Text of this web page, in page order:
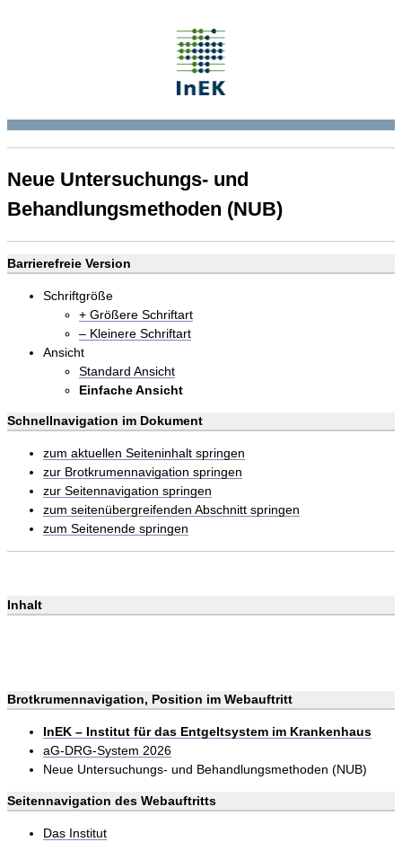
Neue Untersuchungs- und
Behandlungsmethoden (NUB)
Barrierefreie Version
Schriftgröße
+ Größere Schriftart
– Kleinere Schriftart
Ansicht
Standard Ansicht
Einfache Ansicht
Schnellnavigation im Dokument
zum aktuellen Seiteninhalt springen
zur Brotkrumennavigation springen
zur Seitennavigation springen
zum seitenübergreifenden Abschnitt springen
zum Seitenende springen
Inhalt
Brotkrumennavigation, Position im Webauftritt
InEK – Institut für das Entgeltsystem im Krankenhaus
aG-DRG-System 2026
Neue Untersuchungs- und Behandlungsmethoden (NUB)
Seitennavigation des Webauftritts
Das Institut